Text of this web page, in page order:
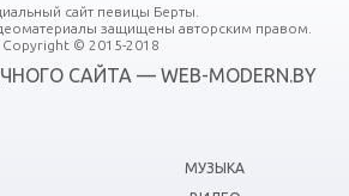
сайт певицы Берты.
защищены авторским правом.
Copyright © 2015-2018
САЙТА — WEB-MODERN.BY
МУЗЫКА